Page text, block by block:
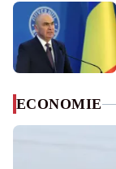
ECONOMIE